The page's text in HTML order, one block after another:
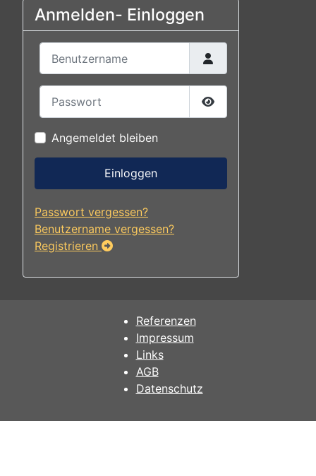
Anmelden- Einloggen
Passwort anzeigen
Angemeldet bleiben
Einloggen
Passwort vergessen?
Benutzername vergessen?
Registrieren
Referenzen
Impressum
Links
AGB
Datenschutz